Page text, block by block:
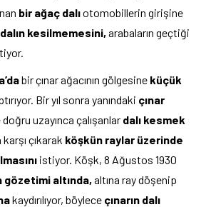
bir ağaç dalıotomobillerin girişine
kesilmemesini, arabaların geçtiği
bir çınar ağacının gölgesine küçük
Bir yıl sonra yanındaki çınar
uzayınca çalışanlar dalı kesmek
çıkarak köşkün raylar üzerinde
istiyor. Köşk, 8 Ağustos 1930
gözetimi altında, altına ray döşenip
kaydırılıyor, böylece çınarın dalı